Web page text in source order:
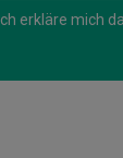
Ich erkläre mich